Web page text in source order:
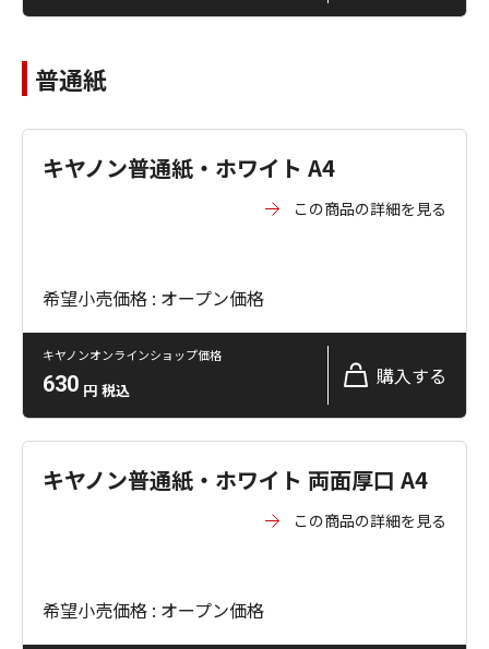
普通紙
キヤノン普通紙・ホワイト A4
この商品の詳細を見る
希望小売価格 : オープン価格
キヤノンオンラインショップ価格
630 円 税込
購入する
キヤノン普通紙・ホワイト 両面厚口 A4
この商品の詳細を見る
希望小売価格 : オープン価格